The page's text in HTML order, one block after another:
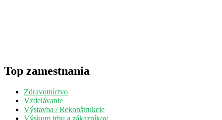
Top zamestnania
Zdravotníctvo
Vzdelávanie
Výstavba / Rekonštrukcie